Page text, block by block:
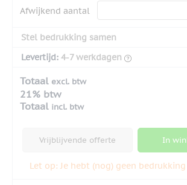
Afwijkend aantal
Stel bedrukking samen
Levertijd: 4-7 werkdagen
Totaal excl. btw
21% btw
Totaal incl. btw
Vrijblijvende offerte In
Let op: Je hebt (nog) geen